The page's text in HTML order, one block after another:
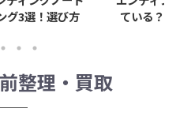
・セリアなど大
無料配布
整理・買取